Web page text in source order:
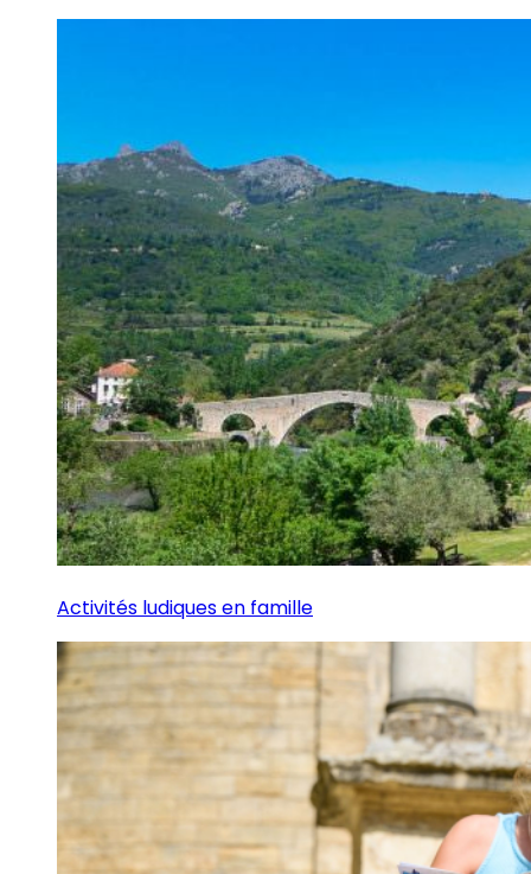
Activités ludiques en famille